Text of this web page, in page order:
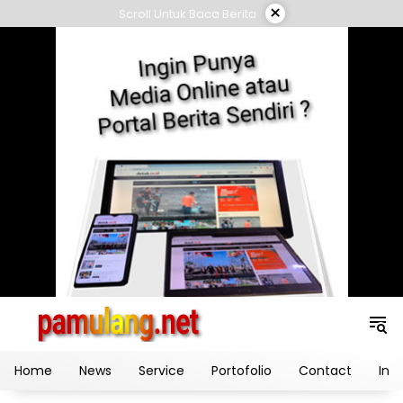
to
Scroll Untuk Baca Berita ×
Home News Service Portofolio Contact